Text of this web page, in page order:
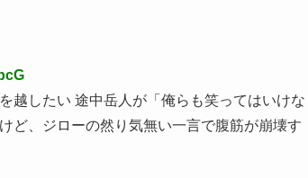
越したい 途中岳人が「俺らも笑ってはいけな
ど、ジローの然り気無い一言で腹筋が崩壊す